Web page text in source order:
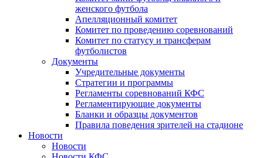
женского футбола
Апелляционный комитет
Комитет по проведению соревнований
Комитет по статусу и трансферам
футболистов
Документы
Учредительные документы
Стратегии и программы
Регламенты соревнований КФС
Регламентирующие документы
Бланки и образцы документов
Правила поведения зрителей на стадионе
Новости
Новости